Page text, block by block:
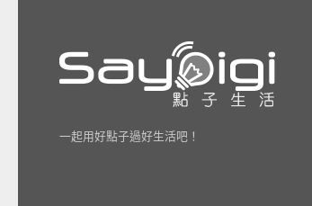
一起用好點子過好生活吧！